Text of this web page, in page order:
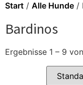
Start / Alle Hunde /
Bardinos
Ergebnisse 1 – 9